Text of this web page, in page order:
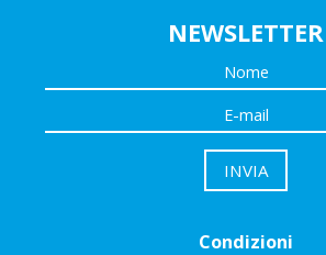
NEWSLETTER
Condizioni